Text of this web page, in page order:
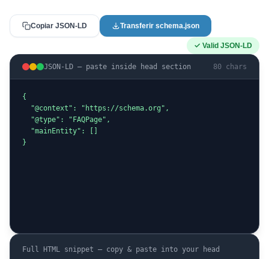
Copiar JSON-LD Transferir schema.json
✓ Valid JSON-LD
JSON-LD — paste inside head section 80 chars
{
  "@context": "https://schema.org",
  "@type": "FAQPage",
  "mainEntity": []
}
Full HTML snippet — copy & paste into your head